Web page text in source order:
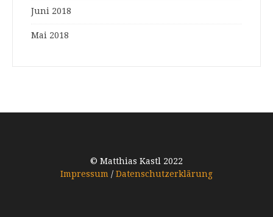
Juni 2018
Mai 2018
© Matthias Kastl 2022
Impressum / Datenschutzerklärung